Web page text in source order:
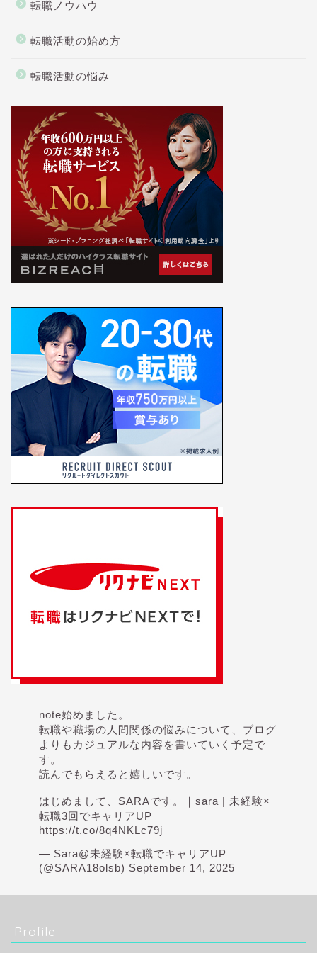
転職ノウハウ
転職活動の始め方
転職活動の悩み
note始めました。
転職や職場の人間関係の悩みについて、ブログ
よりもカジュアルな内容を書いていく予定で
す。
読んでもらえると嬉しいです。
はじめまして、SARAです。｜sara | 未経験×
転職3回でキャリアUP
https://t.co/8q4NKLc79j
— Sara@未経験×転職でキャリアUP
(@SARA18olsb) September 14, 2025
Profile